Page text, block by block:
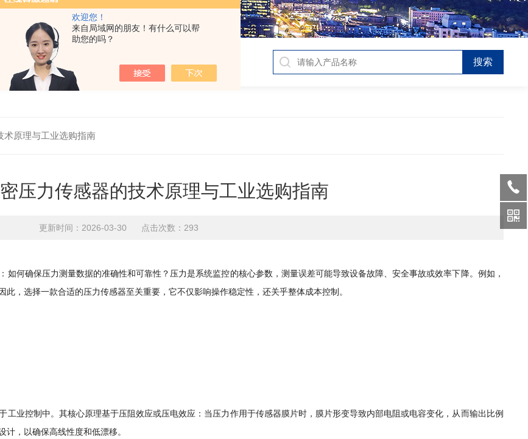
欢迎您！
来自局域网的朋友！有什么可以帮
助您的吗？
术原理与工业选购指南
压力传感器的技术原理与工业选购指南
更新时间：2026-03-30 点击次数：293
何确保压力测量数据的准确性和可靠性？压力是系统监控的核心参数，测量误差可能导致设备故障、安全事故或效率下降。例如，
，选择一款合适的压力传感器至关重要，它不仅影响操作稳定性，还关乎整体成本控制。
业控制中。其核心原理基于压阻效应或压电效应：当压力作用于传感器膜片时，膜片形变导致内部电阻或电容变化，从而输出比例
，以确保高线性度和低漂移。